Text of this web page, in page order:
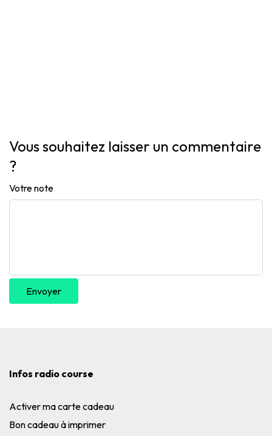
Vous souhaitez laisser un commentaire
?
Votre note
Envoyer
Infos radio course
Activer ma carte cadeau
Bon cadeau à imprimer